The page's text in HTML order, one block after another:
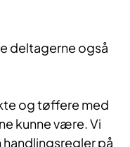
deltagerne også
og tøffere med
kunne være. Vi
på